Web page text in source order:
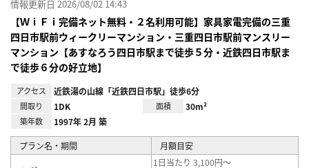
情報更新日 2026/08/02 14:43
【ＷｉＦｉ完備ネット無料・２名利用可能】家具家電完備の三重
四日市駅前ウィークリーマンション・三重四日市駅前マンスリー
マンション【あすなろう四日市駅まで徒歩５分・近鉄四日市駅ま
で徒歩６分の好立地】
アクセス 近鉄湯の山線「近鉄四日市駅」徒歩6分
間取り 1DK 面積 30m²
築年数 1997年 2月 築
プラン名・期間 月額目安
1日当たり 3,100円～